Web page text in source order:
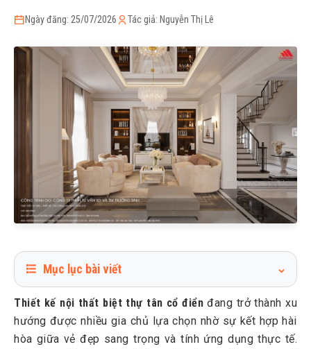
Ngày đăng: 25/07/2026 Tác giả: Nguyễn Thị Lê
Mục lục bài viết
Đặc trưng trong thiết kế nội thất biệt thự tân cổ điển
2.1
Sự cân bằng, đối xứng
Thiết kế nội thất biệt thự tân cổ điển đang trở thành xu
hướng được nhiều gia chủ lựa chọn nhờ sự kết hợp hài
hòa giữa vẻ đẹp sang trọng và tính ứng dụng thực tế.